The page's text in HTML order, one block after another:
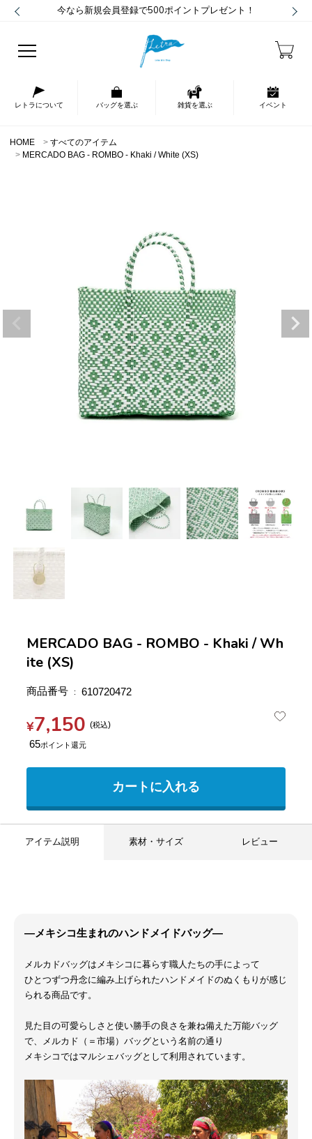
今なら新規会員登録で500ポイントプレゼント！
レトラについて バッグを選ぶ 雑貨を選ぶ イベント
HOME
すべてのアイテム
MERCADO BAG - ROMBO - Khaki / White (XS)
MERCADO BAG - ROMBO - Khaki / Wh
ite (XS)
商品番号 610720472
¥7,150 税込
65
カートに入れる
アイテム説明 素材・サイズ レビュー
―メキシコ生まれのハンドメイドバッグ―
メルカドバッグはメキシコに暮らす職人たちの手によって
ひとつずつ丹念に編み上げられたハンドメイドのぬくもりが感じ
られる商品です。
見た目の可愛らしさと使い勝手の良さを兼ね備えた万能バッグ
で、メルカド（＝市場）バッグという名前の通り
メキシコではマルシェバッグとして利用されています。